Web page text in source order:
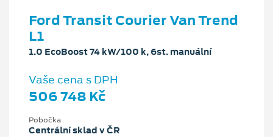
Ford Transit Courier Van Trend
L1
1.0 EcoBoost 74 kW/100 k, 6st. manuální
Vaše cena s DPH
506 748 Kč
Pobočka
Centrální sklad v ČR